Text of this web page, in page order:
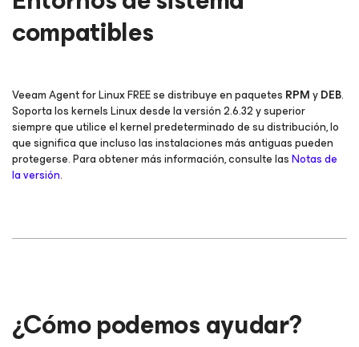
compatibles
Veeam Agentfor LinuxFREE se distribuye en paquetes RPMyDEB.
Soporta los kernels Linux desde la versión 2.6.32 y superior
siempre que utilice el kernel predeterminado de su distribución, lo
que significa que incluso las instalaciones más antiguas pueden
protegerse. Para obtener más información, consulte lasNotas de
la versión.
¿Cómo podemos ayudar?